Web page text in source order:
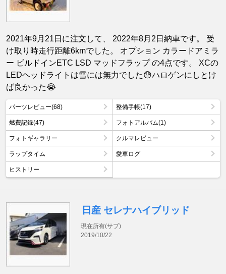
2021年9月21日に注文して、 2022年8月2日納車です。 受
け取り時走行距離6kmでした。 オプション カラードアミラ
ー ビルドインETC LSD マッドフラップ の4点です。 XCの
LEDヘッドライトは雪には無力でした😓ハロゲンにしとけ
ば良かった😭
パーツレビュー(68) 整備手帳(17)
燃費記録(47) フォトアルバム(1)
フォトギャラリー クルマレビュー
ラップタイム 愛車ログ
ヒストリー
日産 セレナハイブリッド
現在所有(サブ)
2019/10/22